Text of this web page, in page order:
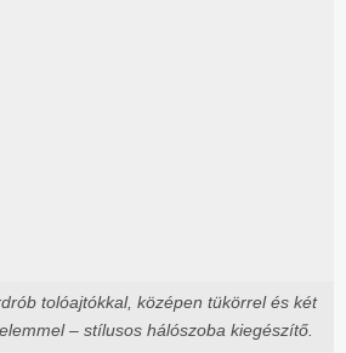
tolóajtókkal, középen tükörrel és két
– stílusos hálószoba kiegészítő.